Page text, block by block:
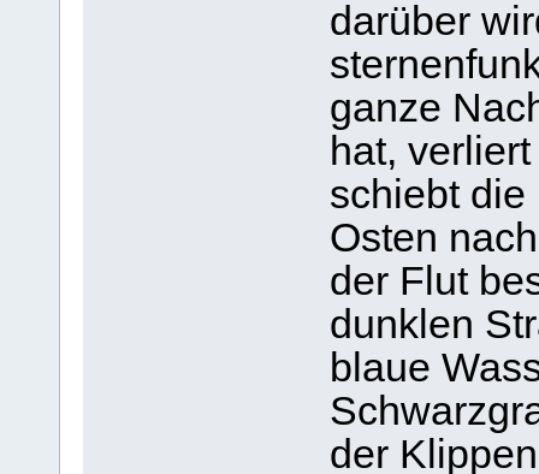
darüber
ganze
hat,
schiebt die
Osten
der Flut
dunklen
blaue
der